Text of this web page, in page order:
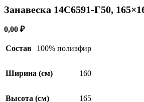
Занавеска 14С6591-Г50,
0,00 ₽
Состав 100% полиэфир
Ширина (см) 160
Высота (см) 165